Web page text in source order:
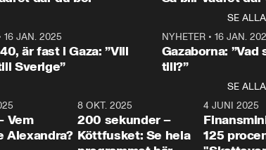
och
till svars.
statsminister Ulf Kristersson
Rohwedder
Thand Ring
SE ALLA
16 JAN. 2025
är fast i Gaza: ”Vill
Sverige”
NYHETER• 16 JAN.
Gazaborna:
till?”
SE ALLA
31:05
Vem
Alexandra?
4:29
8 OKT. 2025
200 sekunder –
Köttfusket: Se hela
4 JUNI 2025
125